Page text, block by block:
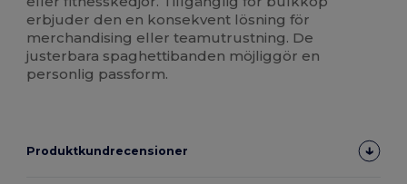
erbjuder den en konsekvent lösning för
merchandising eller teamutrustning. De
justerbara spaghettibanden möjliggör en
personlig passform.
Produktkundrecensioner